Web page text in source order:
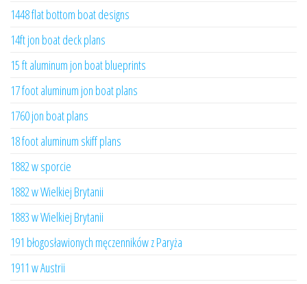
1448 flat bottom boat designs
14ft jon boat deck plans
15 ft aluminum jon boat blueprints
17 foot aluminum jon boat plans
1760 jon boat plans
18 foot aluminum skiff plans
1882 w sporcie
1882 w Wielkiej Brytanii
1883 w Wielkiej Brytanii
191 błogosławionych męczenników z Paryża
1911 w Austrii